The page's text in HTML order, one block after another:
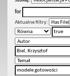
for
Aktualne filtry: